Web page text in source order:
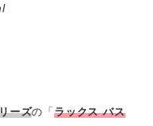
ーズの「ラックス バス